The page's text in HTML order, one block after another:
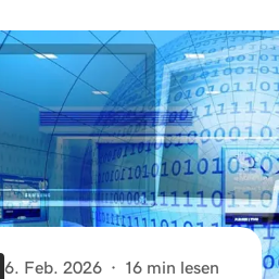
6. Feb. 2026 · 16 min lesen